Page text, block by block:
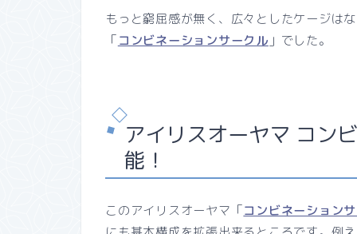
もっと窮屈感が無く、広々としたケージは
「コンビネーションサークル 」でした。
アイリスオーヤマ コン
能！
このアイリスオーヤマ「コンビネーション